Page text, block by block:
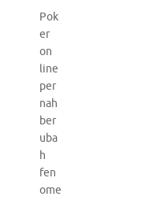
Pok
er
on
line
per
nah
ber
uba
h
fen
ome